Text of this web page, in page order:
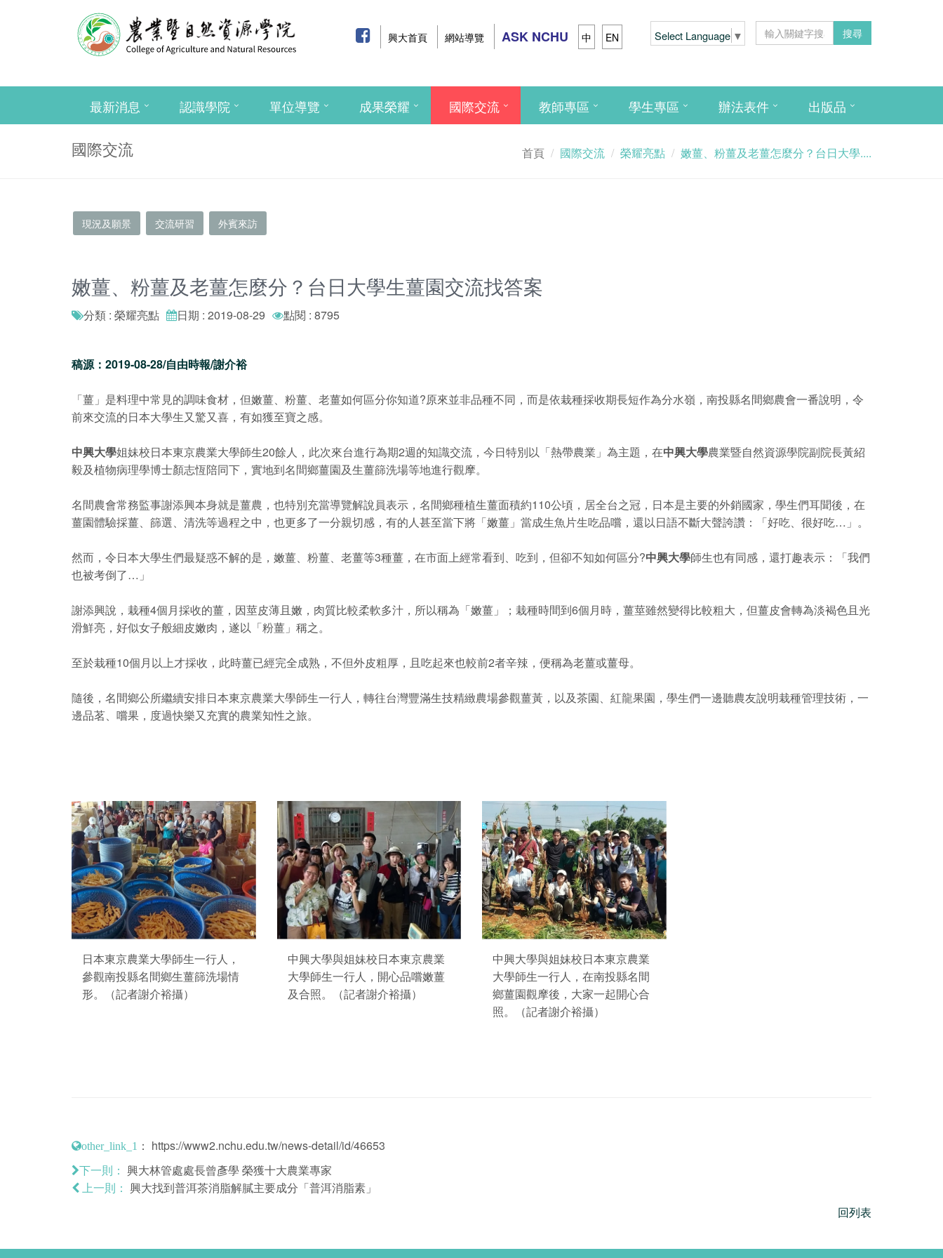
興大首頁 網站導覽 ASK NCHU 中 EN Select Language ▼ 搜尋
最新消息 認識學院 單位導覽 成果榮耀 國際交流 教師專區 學生專區 辦法表件 出版品
國際交流 首頁 國際交流 榮耀亮點 嫩薑、粉薑及老薑怎麼分？台日大學....
現況及願景 交流研習 外賓來訪
嫩薑、粉薑及老薑怎麼分？台日大學生薑園交流找答案
分類 : 榮耀亮點 日期 : 2019-08-29 點閱 : 8795
稿源：2019-08-28/自由時報/謝介裕
「薑」是料理中常見的調味食材，但嫩薑、粉薑、老薑如何區分你知道?原來並非品種不同，而是依栽種採收期長短作為分水嶺，南投縣名間鄉農會一番說明，令
前來交流的日本大學生又驚又喜，有如獲至寶之感。
中興大學姐妹校日本東京農業大學師生20餘人，此次來台進行為期2週的知識交流，今日特別以「熱帶農業」為主題，在中興大學農業暨自然資源學院副院長黃紹
毅及植物病理學博士顏志恆陪同下，實地到名間鄉薑園及生薑篩洗場等地進行觀摩。
名間農會常務監事謝添興本身就是薑農，也特別充當導覽解說員表示，名間鄉種植生薑面積約110公頃，居全台之冠，日本是主要的外銷國家，學生們耳聞後，在
薑園體驗採薑、篩選、清洗等過程之中，也更多了一分親切感，有的人甚至當下將「嫩薑」當成生魚片生吃品嚐，還以日語不斷大聲誇讚：「好吃、很好吃…」。
然而，令日本大學生們最疑惑不解的是，嫩薑、粉薑、老薑等3種薑，在市面上經常看到、吃到，但卻不知如何區分?中興大學師生也有同感，還打趣表示：「我們
也被考倒了…」
謝添興說，栽種4個月採收的薑，因莖皮薄且嫩，肉質比較柔軟多汁，所以稱為「嫩薑」；栽種時間到6個月時，薑莖雖然變得比較粗大，但薑皮會轉為淡褐色且光
滑鮮亮，好似女子般細皮嫩肉，遂以「粉薑」稱之。
至於栽種10個月以上才採收，此時薑已經完全成熟，不但外皮粗厚，且吃起來也較前2者辛辣，便稱為老薑或薑母。
隨後，名間鄉公所繼續安排日本東京農業大學師生一行人，轉往台灣豐滿生技精緻農場參觀薑黃，以及茶園、紅龍果園，學生們一邊聽農友說明栽種管理技術，一
邊品茗、嚐果，度過快樂又充實的農業知性之旅。
日本東京農業大學師生一行人，
參觀南投縣名間鄉生薑篩洗場情
形。（記者謝介裕攝）
中興大學與姐妹校日本東京農業
大學師生一行人，開心品嚐嫩薑
及合照。（記者謝介裕攝）
中興大學與姐妹校日本東京農業
大學師生一行人，在南投縣名間
鄉薑園觀摩後，大家一起開心合
照。（記者謝介裕攝）
other_link_1 ： https://www2.nchu.edu.tw/news-detail/id/46653
下一則： 興大林管處處長曾彥學 榮獲十大農業專家
上一則：
興大找到普洱茶消脂解膩主要成分「普洱消脂素」
回列表